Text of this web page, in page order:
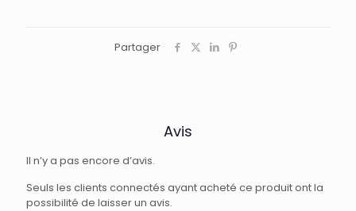
Partager
Avis
Il n’y a pas encore d’avis.
Seuls les clients connectés ayant acheté ce produit ont la
possibilité de laisser un avis.